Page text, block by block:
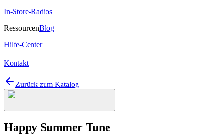
In-Store-Radios
RessourcenBlog
Hilfe-Center
Kontakt
Zurück zum Katalog
Happy Summer Tune